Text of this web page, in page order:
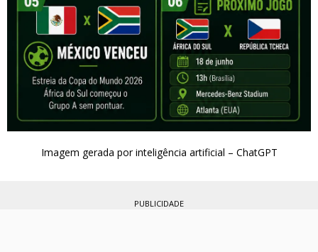
Imagem gerada por inteligência artificial – ChatGPT
PUBLICIDADE